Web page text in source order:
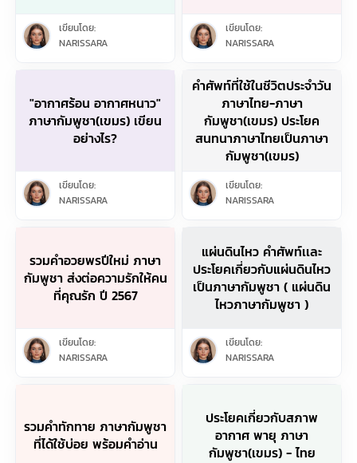
เขียนโดย:
NARISSARA
เขียนโดย:
NARISSARA
"อากาศร้อน อากาศหนาว"
ภาษากัมพูชา(เขมร) เขียน
อย่างไร?
เขียนโดย:
NARISSARA
คำศัพท์ที่ใช้ในชีวิตประจำวัน
ภาษาไทย-ภาษา
กัมพูชา(เขมร) ประโยค
สนทนาภาษาไทยเป็นภาษา
กัมพูชา(เขมร)
เขียนโดย:
NARISSARA
รวมคำอวยพรปีใหม่ ภาษา
กัมพูชา ส่งต่อความรักให้คน
ที่คุณรัก ปี 2567
เขียนโดย:
NARISSARA
แผ่นดินไหว คำศัพท์เเละ
ประโยคเกี่ยวกับแผ่นดินไหว
เป็นภาษากัมพูชา ( แผ่นดิน
ไหวภาษากัมพูชา )
เขียนโดย:
NARISSARA
รวมคำทักทาย ภาษากัมพูชา
ที่ได้ใช้บ่อย พร้อมคำอ่าน
ประโยคเกี่ยวกับสภาพ
อากาศ พายุ ภาษา
กัมพูชา(เขมร) - ไทย